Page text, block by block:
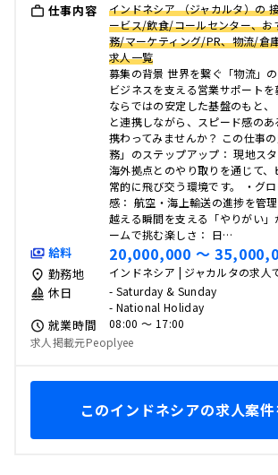
仕事内容
インドネシア （ジャカルタ）の
ービス/飲食/コールセンター、お
務/マーケティング/PR、物流/倉
求人一覧
募集の背景 世界を繋ぐ「物流」
ビジネスを支える営業サポート
ならではの安定した基盤のもと
と連携しながら、スピード感の
携わってみませんか？ この仕事
務」のステップアップ： 現地スタ
海外拠点とのやり取りを通じて、
常的に飛び交う環境です。 ・グ
感： 航空・海上輸送の進捗を管
越える瞬間を支える「やりがい
ームで挑む楽しさ： 日…
給料 20,000,000 〜
勤務地 インドネシア | ジャカルタの求人
休日
- Saturday & Sunday
- National Holiday
就業時間
08:00 〜 17:00
求人掲載元Peoplyee
このインドネシアの求人案